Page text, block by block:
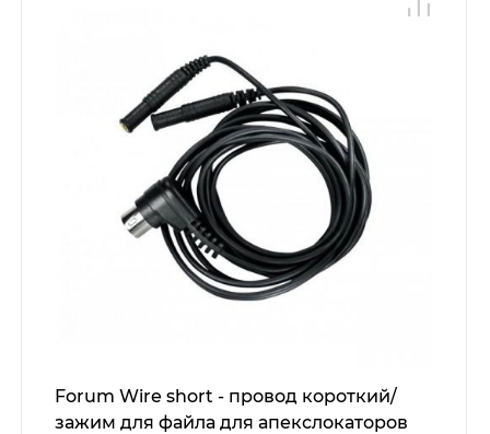
Forum Wire short - провод короткий/
зажим для файла для апекслокаторов